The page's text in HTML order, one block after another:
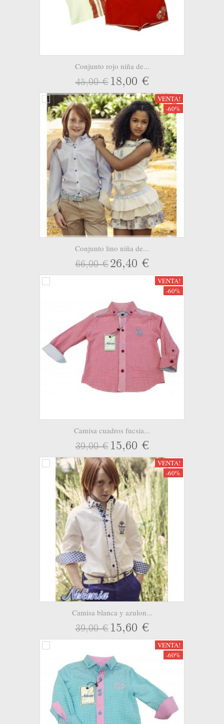
Conjunto rojo niña de...
45,00 € 18,00 €
VENTA!
-60%
Conjunto lino niña de...
66,00 €26,40 €
VENTA!
-60%
Camisa cuadros fucsia...
39,00 € 15,60 €
VENTA!
-60%
Camisa blanca y azulon...
39,00 € 15,60 €
VENTA!
-60%